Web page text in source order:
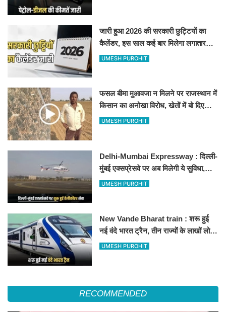
जारी हुआ 2026 की सरकारी छुट्टियों का
कैलेंडर, इस साल कई बार मिलेगा लगातार
अवकाश, देखें
UMESH PUROHIT
फसल बीमा मुआवजा न मिलने पर राजस्थान में
किसान का अनोखा विरोध, खेतों में बो दिए
500-500 रुपए के नोट, वीडियो वायरल
UMESH PUROHIT
Delhi-Mumbai Expressway : दिल्ली-
मुंबई एक्सप्रेसवे पर अब मिलेगी ये सुविधा,
हेलीकॉप्टर सर्विस से तुरंत घायल पहुंचेगा
UMESH PUROHIT
New Vande Bharat train : शरू हुई
नई वंदे भारत ट्रैन, तीन राज्यों के लाखों लोगों
का सफर होगा आसान, देखें पूरा रूटमैप
UMESH PUROHIT
RECOMMENDED